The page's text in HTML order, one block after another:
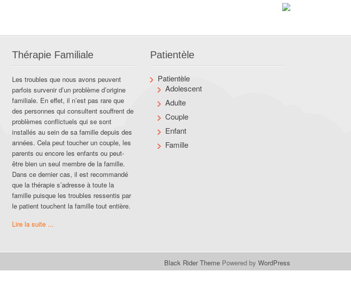
Thérapie Familiale
Les troubles que nous avons peuvent
parfois survenir d’un problème d’origine
familiale. En effet, il n’est pas rare que
des personnes qui consultent souffrent de
problèmes conflictuels qui se sont
installés au sein de sa famille depuis des
années. Cela peut toucher un couple, les
parents ou encore les enfants ou peut-
être bien un seul membre de la famille.
Dans ce dernier cas, il est recommandé
que la thérapie s’adresse à toute la
famille puisque les troubles ressentis par
le patient touchent la famille tout entière.
Lire la suite ...
Patientèle
Patientèle
Adolescent
Adulte
Couple
Enfant
Famille
Black Rider Theme Powered byWordPress